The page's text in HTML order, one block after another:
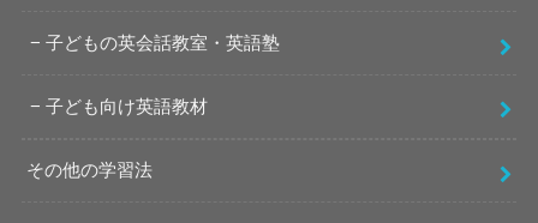
子どもの英会話教室・英語塾
子ども向け英語教材
その他の学習法